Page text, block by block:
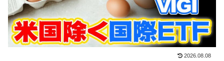
2026.08.08